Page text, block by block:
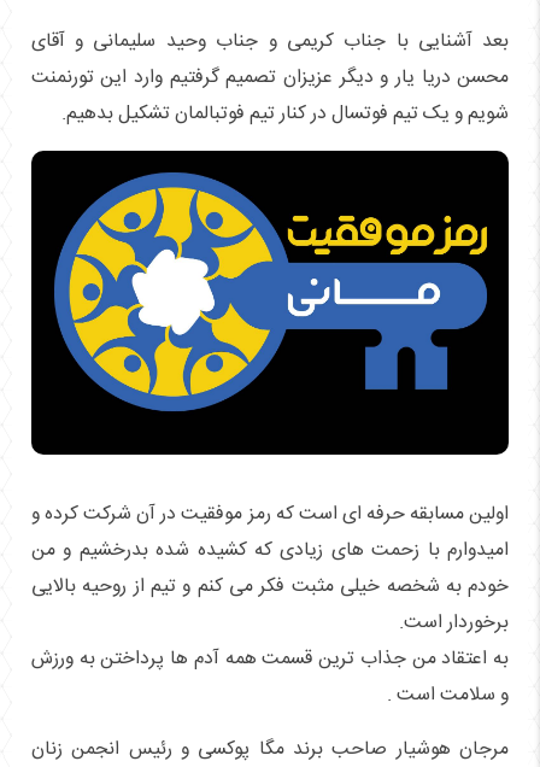
بعد آشنایی با جناب کریمی و جناب وحید سلیمانی و آقای
محسن دریا یار و دیگر عزیزان تصمیم گرفتیم وارد این تورنمنت
شویم و یک تیم فوتسال در کنار تیم فوتبالمان تشکیل بدهیم.
اولین مسابقه حرفه ای است که رمز موفقیت در آن شرکت کرده و
امیدوارم با زحمت های زیادی که کشیده شده بدرخشیم و من
خودم به شخصه خیلی مثبت فکر می کنم و تیم از روحیه بالایی
برخوردار است.
به اعتقاد من جذاب ترین قسمت همه آدم ها پرداختن به ورزش
و سلامت است .
مرجان هوشیار صاحب برند مگا پوکسی و رئیس انجمن زنان